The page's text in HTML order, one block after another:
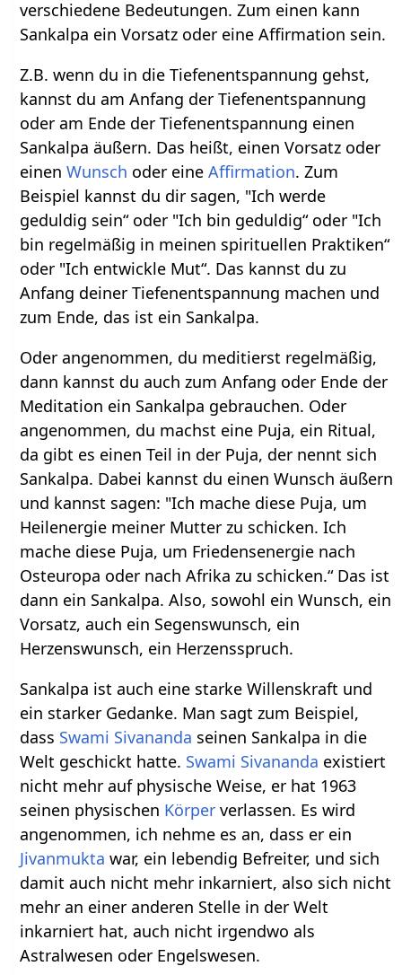
verschiedene Bedeutungen. Zum einen kann
Sankalpa ein Vorsatz oder eine Affirmation sein.
Z.B. wenn du in die Tiefenentspannung gehst,
kannst du am Anfang der Tiefenentspannung
oder am Ende der Tiefenentspannung einen
Sankalpa äußern. Das heißt, einen Vorsatz oder
einenWunsch oder eineAffirmation. Zum
Beispiel kannst du dir sagen, "Ich werde
geduldig sein“ oder "Ich bin geduldig“ oder "Ich
bin regelmäßig in meinen spirituellen Praktiken“
oder "Ich entwickle Mut“. Das kannst du zu
Anfang deiner Tiefenentspannung machen und
zum Ende, das ist ein Sankalpa.
Oder angenommen, du meditierst regelmäßig,
dann kannst du auch zum Anfang oder Ende der
Meditation ein Sankalpa gebrauchen. Oder
angenommen, du machst eine Puja, ein Ritual,
da gibt es einen Teil in der Puja, der nennt sich
Sankalpa. Dabei kannst du einen Wunsch äußern
und kannst sagen: "Ich mache diese Puja, um
Heilenergie meiner Mutter zu schicken. Ich
mache diese Puja, um Friedensenergie nach
Osteuropa oder nach Afrika zu schicken.“ Das ist
dann ein Sankalpa. Also, sowohl ein Wunsch, ein
Vorsatz, auch ein Segenswunsch, ein
Herzenswunsch, ein Herzensspruch.
Sankalpa ist auch eine starke Willenskraft und
ein starker Gedanke. Man sagt zum Beispiel,
dass Swami Sivananda seinen Sankalpa in die
Welt geschickt hatte. Swami Sivananda existiert
nicht mehr auf physische Weise, er hat 1963
seinen physischen Körper verlassen. Es wird
angenommen, ich nehme es an, dass er ein
Jivanmukta war, ein lebendig Befreiter, und sich
damit auch nicht mehr inkarniert, also sich nicht
mehr an einer anderen Stelle in der Welt
inkarniert hat, auch nicht irgendwo als
Astralwesen oder Engelswesen.